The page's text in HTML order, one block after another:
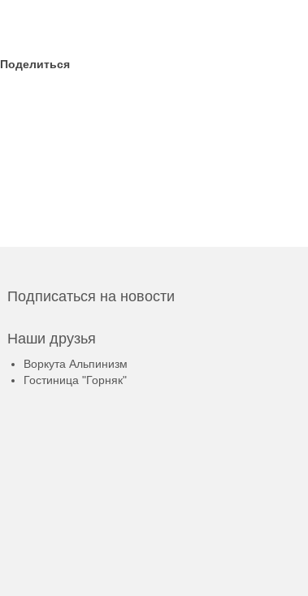
Поделиться
Подписаться на новости
Наши друзья
Воркута Альпинизм
Гостиница "Горняк"